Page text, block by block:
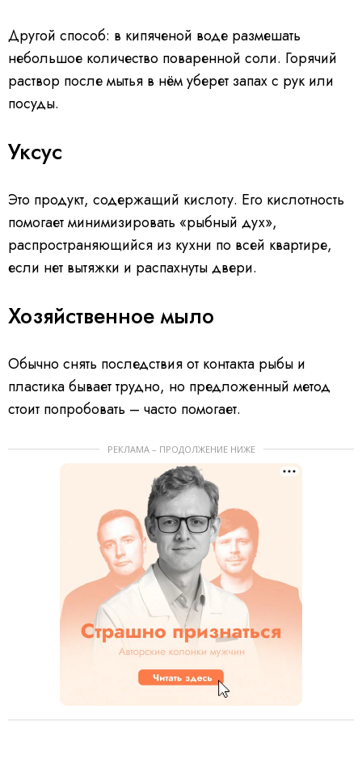
Другой способ: в кипяченой воде размешать
небольшое количество поваренной соли. Горячий
раствор после мытья в нём уберет запах с рук или
посуды.
Уксус
Это продукт, содержащий кислоту. Его кислотность
помогает минимизировать «рыбный дух»,
распространяющийся из кухни по всей квартире,
если нет вытяжки и распахнуты двери.
Хозяйственное мыло
Обычно снять последствия от контакта рыбы и
пластика бывает трудно, но предложенный метод
стоит попробовать – часто помогает.
РЕКЛАМА – ПРОДОЛЖЕНИЕ НИЖЕ